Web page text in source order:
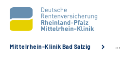
Mittelrhein-Klinik Bad Salzig …